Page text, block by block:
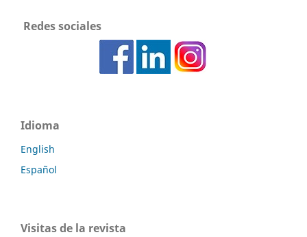
Redes sociales
Idioma
English
Español
Visitas de la revista